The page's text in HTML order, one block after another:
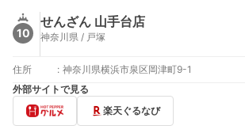
10
せんざん 山手台店
神奈川県 / 戸塚
住所 : 神奈川県横浜市泉区岡津町9-1
外部サイトで見る
楽天ぐるなび